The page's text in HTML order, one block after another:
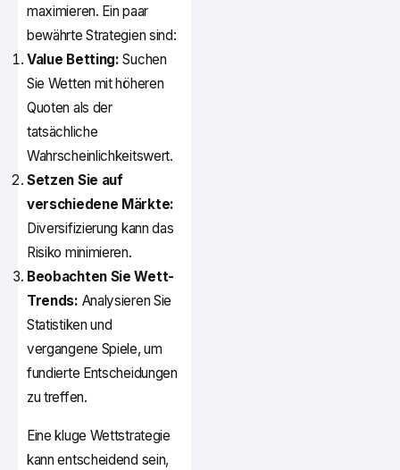
maximieren. Ein paar
bewährte Strategien sind:
Value Betting: Suchen
Sie Wetten mit höheren
Quoten als der
tatsächliche
Wahrscheinlichkeitswert.
Setzen Sie auf
verschiedene Märkte:
Diversifizierung kann das
Risiko minimieren.
Beobachten Sie Wett-
Trends: Analysieren Sie
Statistiken und
vergangene Spiele, um
fundierte Entscheidungen
zu treffen.
Eine kluge Wettstrategie
kann entscheidend sein,